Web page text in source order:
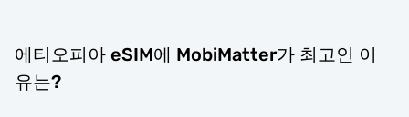
에티오피아 eSIM에 MobiMatter가 최고인 이
유는?